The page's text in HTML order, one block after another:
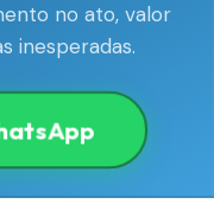
no ato, valor
inesperadas.